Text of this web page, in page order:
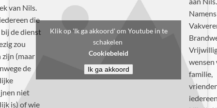
van Nils.
die
de dienst
zou
(maar
de
niet
is) of wie
wensen
familie,
Klik op 'Ik ga akkoord' om Youtube in te
schakelen
Cookiebeleid
Ik ga akkoord